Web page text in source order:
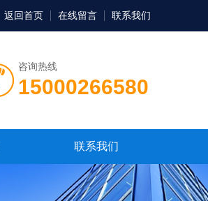
返回首页 在线留言 联系我们
咨询热线
15000266580
联系我们